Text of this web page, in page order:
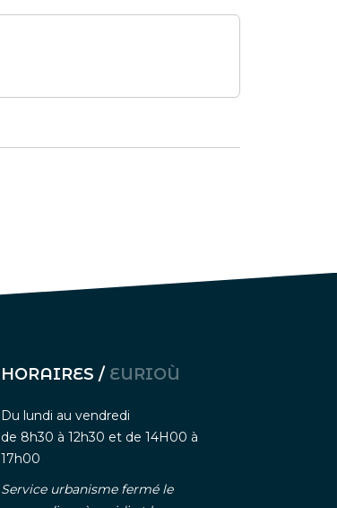
HORAIRES / EURIOÙ
Du lundi au vendredi
de 8h30 à 12h30 et de 14H00 à
17h00
Service urbanisme fermé le